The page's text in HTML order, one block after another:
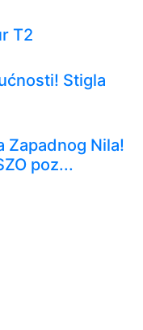
T2
Stigla
Zapadnog Nila!
poz...
B 3.0i CD
avgust
predsednika